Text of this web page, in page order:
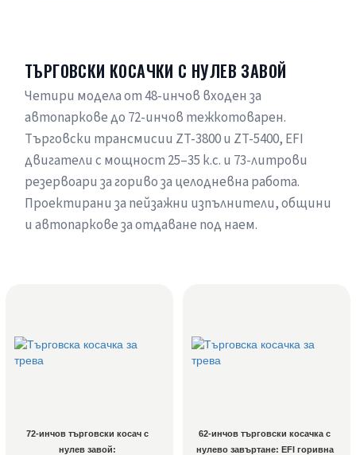
ТЪРГОВСКИ КОСАЧКИ С НУЛЕВ ЗАВОЙ
Четири модела от 48-инчов входен за
автопаркове до 72-инчов тежкотоварен.
Търговски трансмисии ZT-3800 и ZT-5400, EFI
двигатели с мощност 25–35 к.с. и 73-литрови
резервоари за гориво за целодневна работа.
Проектирани за пейзажни изпълнители, общини
и автопаркове за отдаване под наем.
72-инчов търговски косач с
нулев завой:
62-инчов търговски косачка с
нулево завъртане: EFI горивна